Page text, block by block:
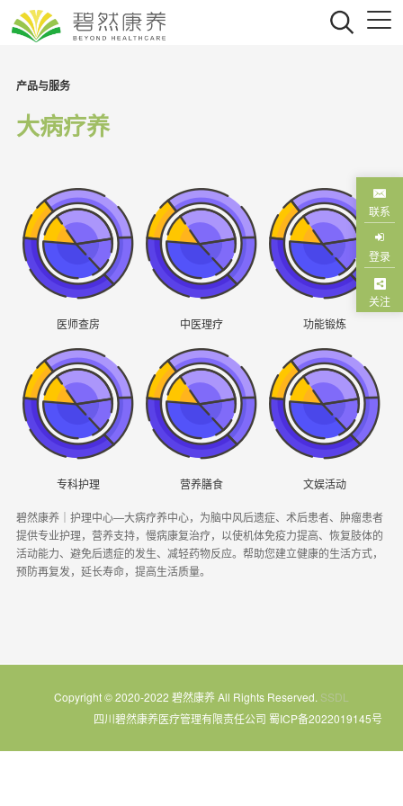
联系
登录
关注
产品与服务
大病疗养
医师查房 中医理疗 功能锻炼
专科护理 营养膳食 文娱活动
碧然康养｜护理中心—大病疗养中心，为脑中风后遗症、术后患者、肿瘤患者
提供专业护理，营养支持，慢病康复治疗，以使机体免疫力提高、恢复肢体的
活动能力、避免后遗症的发生、减轻药物反应。帮助您建立健康的生活方式，
预防再复发，延长寿命，提高生活质量。
Copyright © 2020-2022 碧然康养 All Rights Reserved. SSDL
四川碧然康养医疗管理有限责任公司 蜀ICP备2022019145号